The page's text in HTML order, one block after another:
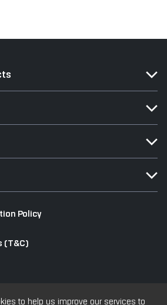
to help us improve our services to
Policy
(T&C)